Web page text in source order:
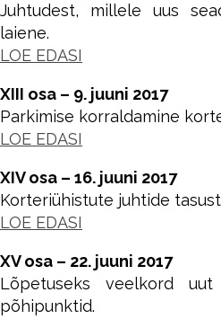
Juhtudest, millele uus
laiene.
LOE EDASI
XIII osa – 9. juuni 2017
Parkimise korraldamine
LOE EDASI
XIV osa – 16. juuni 2017
Korteriühistute juhtide
LOE EDASI
XV osa – 22. juuni 2017
Lõpetuseks veelkord uut
põhipunktid.